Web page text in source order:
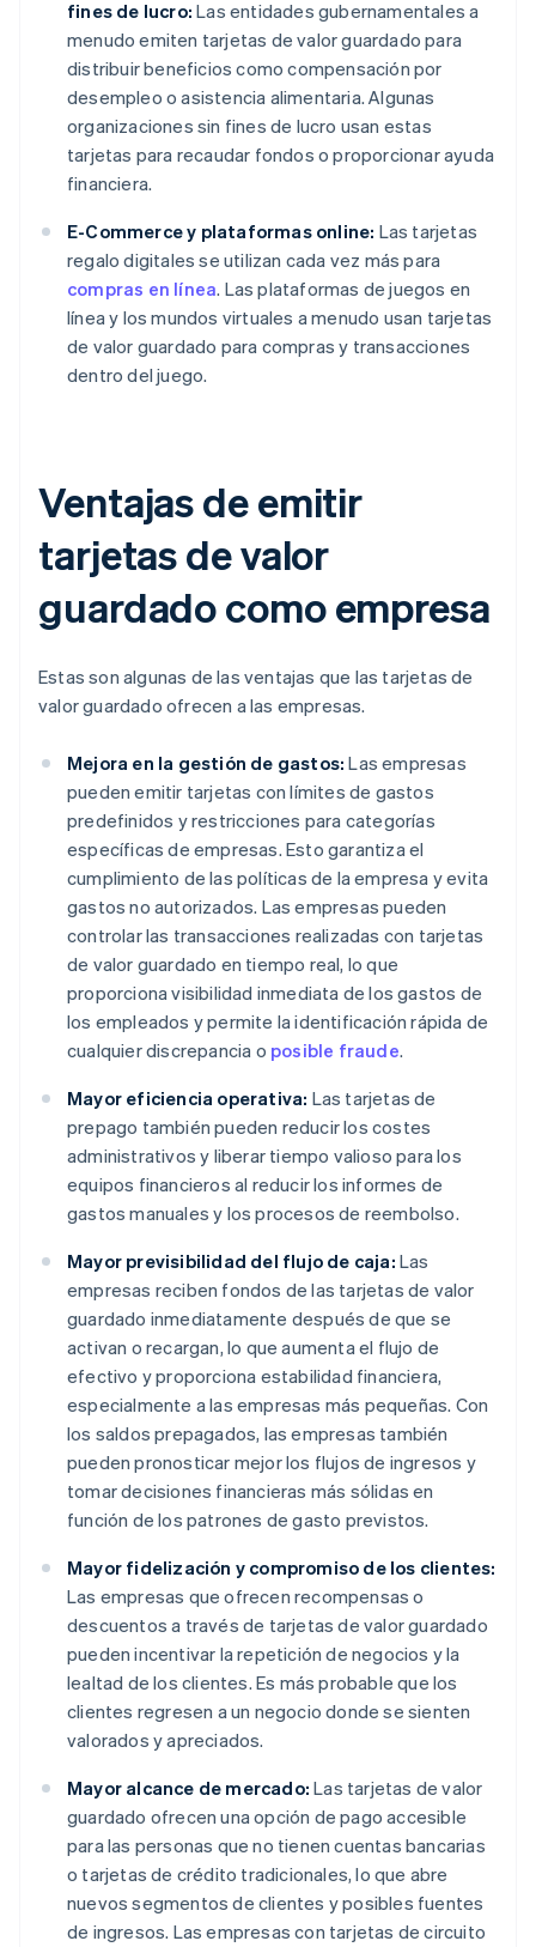
fines de lucro: Las entidades gubernamentales a
menudo emiten tarjetas de valor guardado para
distribuir beneficios como compensación por
desempleo o asistencia alimentaria. Algunas
organizaciones sin fines de lucro usan estas
tarjetas para recaudar fondos o proporcionar ayuda
financiera.
E-Commerce y plataformas online: Las tarjetas
regalo digitales se utilizan cada vez más para
compras en línea. Las plataformas de juegos en
línea y los mundos virtuales a menudo usan tarjetas
de valor guardado para compras y transacciones
dentro del juego.
Ventajas de emitir
tarjetas de valor
guardado como empresa
Estas son algunas de las ventajas que las tarjetas de
valor guardado ofrecen a las empresas.
Mejora en la gestión de gastos: Las empresas
pueden emitir tarjetas con límites de gastos
predefinidos y restricciones para categorías
específicas de empresas. Esto garantiza el
cumplimiento de las políticas de la empresa y evita
gastos no autorizados. Las empresas pueden
controlar las transacciones realizadas con tarjetas
de valor guardado en tiempo real, lo que
proporciona visibilidad inmediata de los gastos de
los empleados y permite la identificación rápida de
cualquier discrepancia o posible fraude.
Mayor eficiencia operativa: Las tarjetas de
prepago también pueden reducir los costes
administrativos y liberar tiempo valioso para los
equipos financieros al reducir los informes de
gastos manuales y los procesos de reembolso.
Mayor previsibilidad del flujo de caja: Las
empresas reciben fondos de las tarjetas de valor
guardado inmediatamente después de que se
activan o recargan, lo que aumenta el flujo de
efectivo y proporciona estabilidad financiera,
especialmente a las empresas más pequeñas. Con
los saldos prepagados, las empresas también
pueden pronosticar mejor los flujos de ingresos y
tomar decisiones financieras más sólidas en
función de los patrones de gasto previstos.
Mayor fidelización y compromiso de los clientes:
Las empresas que ofrecen recompensas o
descuentos a través de tarjetas de valor guardado
pueden incentivar la repetición de negocios y la
lealtad de los clientes. Es más probable que los
clientes regresen a un negocio donde se sienten
valorados y apreciados.
Mayor alcance de mercado: Las tarjetas de valor
guardado ofrecen una opción de pago accesible
para las personas que no tienen cuentas bancarias
o tarjetas de crédito tradicionales, lo que abre
nuevos segmentos de clientes y posibles fuentes
de ingresos. Las empresas con tarjetas de circuito